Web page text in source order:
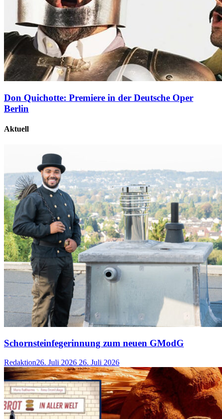
Don Quichotte: Premiere in der Deutsche Oper
Berlin
Aktuell
Schornsteinfegerinnung zum neuen GModG
Redaktion26. Juli 2026 26. Juli 2026